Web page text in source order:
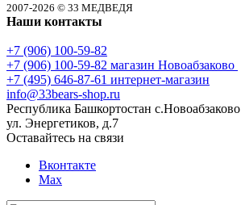
2007-2026 © 33 МЕДВЕДЯ
Наши контакты
+7 (906) 100-59-82
+7 (906) 100-59-82 магазин Новоабзаково
+7 (495) 646-87-61 интернет-магазин
info@33bears-shop.ru
Республика Башкортостан с.Новоабзаково
ул. Энергетиков, д.7
Оставайтесь на связи
Вконтакте
Max